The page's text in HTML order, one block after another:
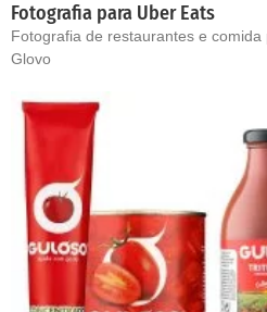
Fotografia para Uber Eats
Fotografia de restaurantes e
Glovo